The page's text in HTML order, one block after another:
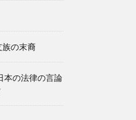
族の末裔
本の法律の言論